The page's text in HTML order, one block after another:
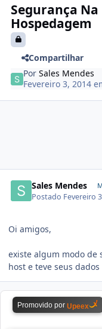
Segurança Na
Hospedagem
Compartilhar
PorSales Mendes
Fevereiro 3, 2014
Sales Mendes
Postado Fevereiro
Oi amigos,
existe algum modo de
host e teve seus dados